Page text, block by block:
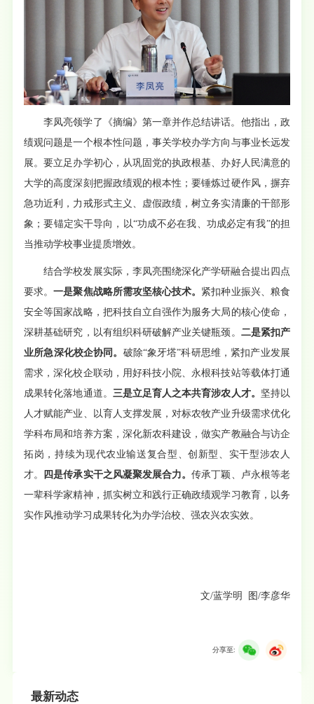
李凤亮领学了《摘编》第一章并作总结讲话。他指出，政
绩观问题是一个根本性问题，事关学校办学方向与事业长远发
展。要立足办学初心，从巩固党的执政根基、办好人民满意的
大学的高度深刻把握政绩观的根本性；要锤炼过硬作风，摒弃
急功近利，力戒形式主义、虚假政绩，树立务实清廉的干部形
象；要锚定实干导向，以“功成不必在我、功成必定有我”的担
当推动学校事业提质增效。
结合学校发展实际，李凤亮围绕深化产学研融合提出四点
要求。一是聚焦战略所需攻坚核心技术。 紧扣种业振兴、粮食
安全等国家战略，把科技自立自强作为服务大局的核心使命，
深耕基础研究，以有组织科研破解产业关键瓶颈。 二是紧扣产
业所急深化校企协同。 破除“象牙塔”科研思维，紧扣产业发展
需求，深化校企联动，用好科技小院、永根科技站等载体打通
成果转化落地通道。 三是立足育人之本共育涉农人才。 坚持以
人才赋能产业、以育人支撑发展，对标农牧产业升级需求优化
学科布局和培养方案，深化新农科建设，做实产教融合与访企
拓岗，持续为现代农业输送复合型、创新型、实干型涉农人
才。
四是传承实干之风凝聚发展合力。传承丁颖、卢永根等老
一辈科学家精神，抓实树立和践行正确政绩观学习教育，以务
实作风推动学习成果转化为办学治校、强农兴农实效。
文/蓝学明 图/李彦华
分享至:
最新动态